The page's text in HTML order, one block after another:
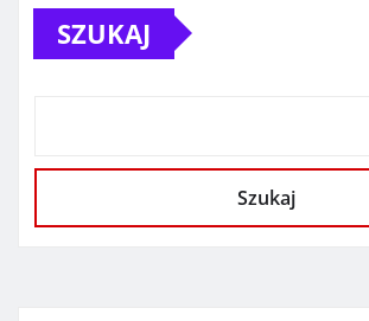
SZUKAJ
Szukaj